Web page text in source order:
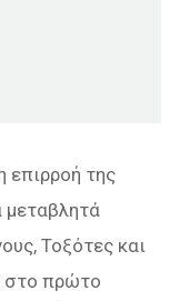
της
μεταβλητά
Τοξότες και
στο πρώτο